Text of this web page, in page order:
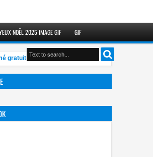
NOËL 2025 IMAGE GIF GIF
Humoristique Beste 1300